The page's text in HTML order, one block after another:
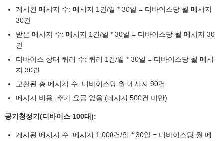
게시된 메시지 수: 메시지 1건/일 * 30일 = 디바이스당 월 메시지
30건
받은 메시지 수: 메시지 1건/일 * 30일 = 디바이스당 월 메시지 30
건
디바이스 상태 쿼리 수: 쿼리 1건/일 * 30일 = 디바이스당 월 메시
지 30건
교환된 총 메시지 수: 디바이스당 월 메시지 90건
메시지 비용: 추가 요금 없음 (메시지 500건 미만)
공기청정기(디바이스 100대):
게시된 메시지 수: 메시지 1,000건/일 * 30일 = 디바이스당 월 메